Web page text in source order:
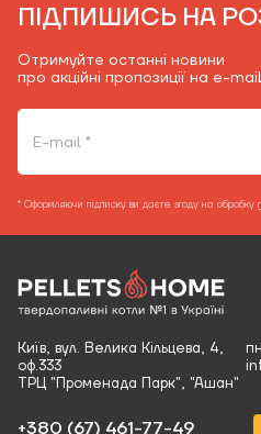
ПІДПИШИСЬ НА
Отримуйте останні новини
про акційні пропозиції на e-mail
* Оформляючи підписку ви даєте згоду на обробку
Київ, вул. Велика Кільцева, 4,
оф.333
ТРЦ "Променада Парк", "Ашан"
+380 (67) 461-77-49‬